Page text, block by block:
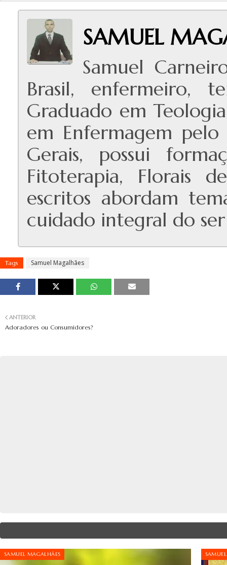
SAMUEL
Samuel
Brasil, enfermeiro,
Graduado em
em Enfermagem
Gerais, possui
Fitoterapia, Florais
escritos abordam
cuidado integral do
Tags Samuel Magalhães
ANTERIOR
Adoradores ou Consumidores?
SAMUEL MAGALHÃES